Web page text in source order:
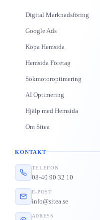
Digital Marknadsföring
Google Ads
Köpa Hemsida
Hemsida Företag
Sökmotoroptimering
AI Optimering
Hjälp med Hemsida
Om Sitea
KONTAKT
TELEFON
08-40 90 32 10
E-POST
info@sitea.se
ADRESS